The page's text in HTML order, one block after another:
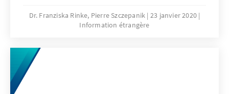
Menschenrechtsgerichtshöfe. Das Bestehen
von Gerichtshöfen alleine reicht für den Erfolg
ihrem Recht, wenn Urteile auch
ordnungsgemäß und vollständig umgesetzt
werden. Der folgende Beitrag beleuchtet die
Dr. Franziska Rinke, Pierre Szczepanik
23 janvier 2020
Information étrangère